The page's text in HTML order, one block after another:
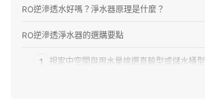
RO逆滲透水好嗎？淨水器原理是什麼？
RO逆滲透淨水器的選購要點
1 視家中空間與用水量挑選直輸型或儲水桶型